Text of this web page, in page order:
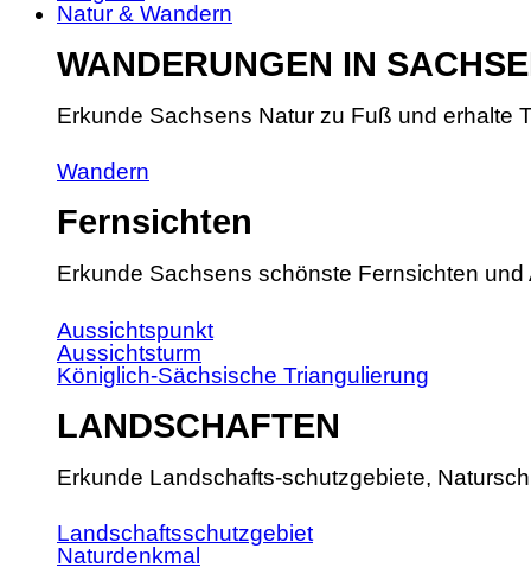
Natur & Wandern
WANDERUNGEN IN
Erkunde Sachsens Natur zu Fuß und erhalte
Wandern
Fernsichten
Erkunde Sachsens schönste Fernsichten und
Aussichtspunkt
Aussichtsturm
Königlich-Sächsische Triangulierung
LANDSCHAFTEN
Erkunde Landschafts-schutzgebiete,
Landschaftsschutzgebiet
Naturdenkmal